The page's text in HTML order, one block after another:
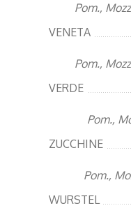
Pom.,
VENETA
Pom.,
VERDE
Pom.,
ZUCCHINE
Pom.,
WURSTEL